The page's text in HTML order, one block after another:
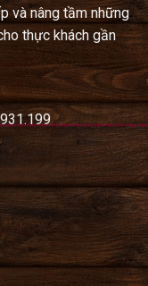
và nâng tầm những
thực khách gần